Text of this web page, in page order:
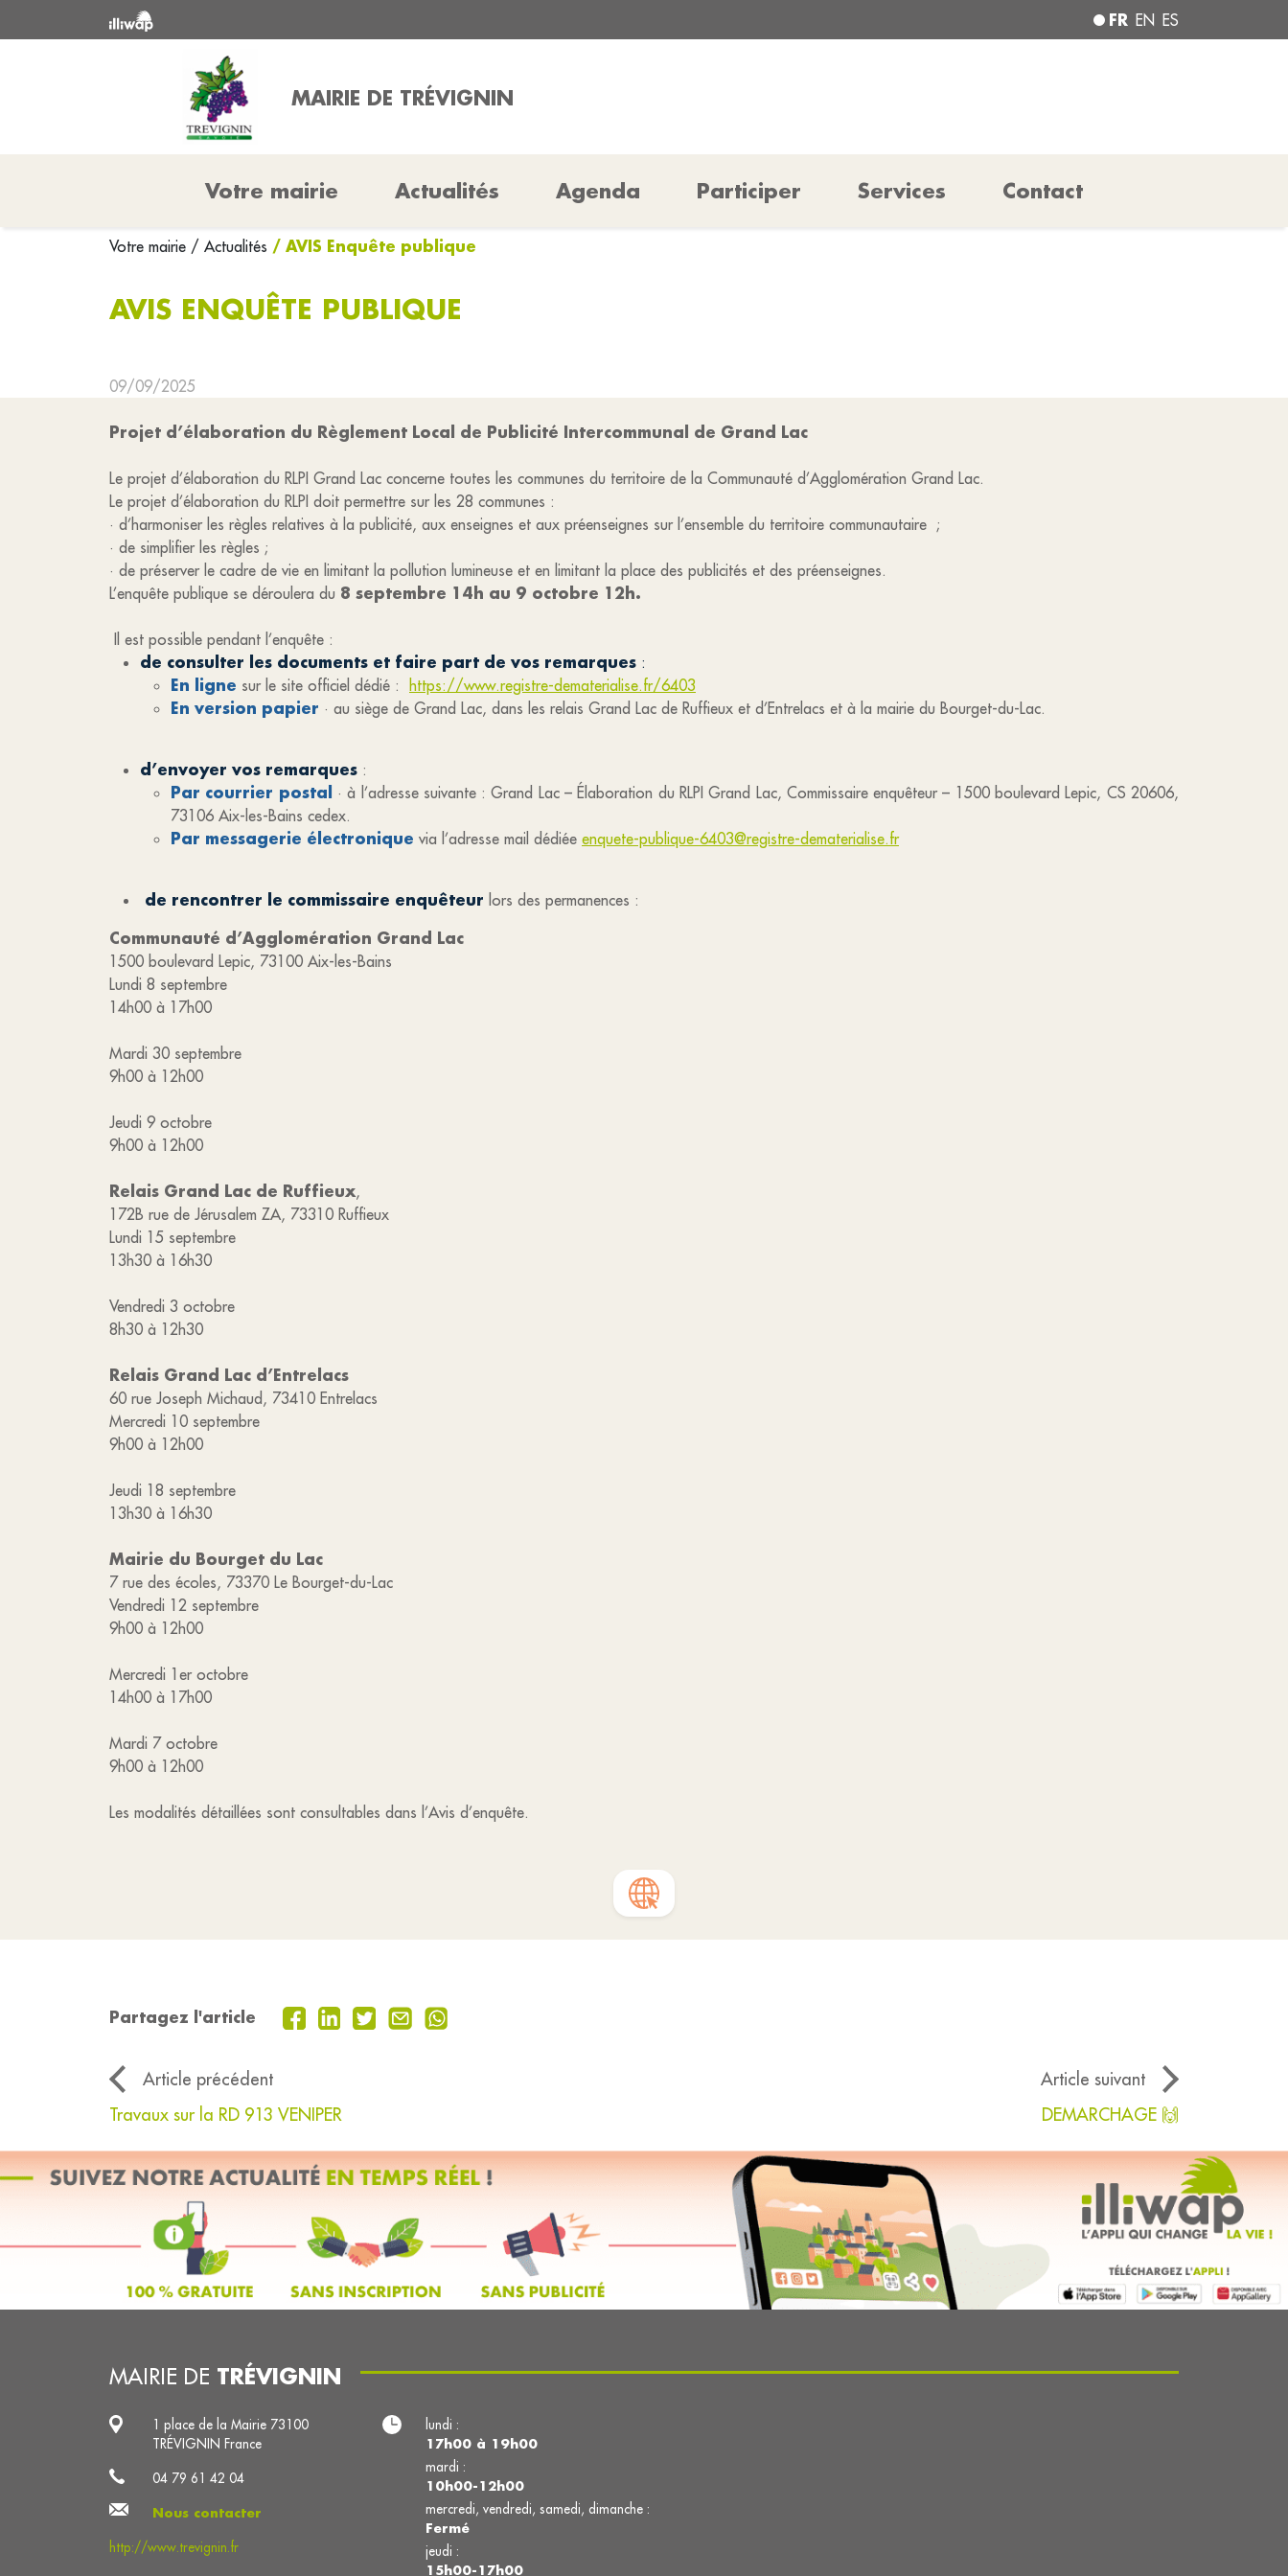
FR EN ES
MAIRIE DE TRÉVIGNIN
Votre mairie Actualités Agenda Participer Services Contact
Votre mairie / Actualités / AVIS Enquête publique
AVIS ENQUÊTE PUBLIQUE
09/09/2025
Projet d’élaboration du Règlement Local de Publicité Intercommunal de Grand Lac
Le projet d’élaboration du RLPI Grand Lac concerne toutes les communes du territoire de la Communauté d’Agglomération Grand Lac.
Le projet d’élaboration du RLPI doit permettre sur les 28 communes :
· d’harmoniser les règles relatives à la publicité, aux enseignes et aux préenseignes sur l’ensemble du territoire communautaire ;
· de simplifier les règles ;
· de préserver le cadre de vie en limitant la pollution lumineuse et en limitant la place des publicités et des préenseignes.
L’enquête publique se déroulera du 8 septembre 14h au 9 octobre 12h.
Il est possible pendant l’enquête :
de consulter les documents et faire part de vos remarques :
En ligne sur le site officiel dédié : https://www.registre-dematerialise.fr/6403
En version papier · au siège de Grand Lac, dans les relais Grand Lac de Ruffieux et d’Entrelacs et à la mairie du Bourget-du-Lac.
d’envoyer vos remarques :
Par courrier postal · à l’adresse suivante : Grand Lac – Élaboration du RLPI Grand Lac, Commissaire enquêteur – 1500 boulevard Lepic, CS 20606,
73106 Aix-les-Bains cedex.
Par messagerie électronique via l’adresse mail dédiée enquete-publique-6403@registre-dematerialise.fr
de rencontrer le commissaire enquêteur lors des permanences :
Communauté d’Agglomération Grand Lac
1500 boulevard Lepic, 73100 Aix-les-Bains
Lundi 8 septembre
14h00 à 17h00
Mardi 30 septembre
9h00 à 12h00
Jeudi 9 octobre
9h00 à 12h00
Relais Grand Lac de Ruffieux,
172B rue de Jérusalem ZA, 73310 Ruffieux
Lundi 15 septembre
13h30 à 16h30
Vendredi 3 octobre
8h30 à 12h30
Relais Grand Lac d’Entrelacs
60 rue Joseph Michaud, 73410 Entrelacs
Mercredi 10 septembre
9h00 à 12h00
Jeudi 18 septembre
13h30 à 16h30
Mairie du Bourget du Lac
7 rue des écoles, 73370 Le Bourget-du-Lac
Vendredi 12 septembre
9h00 à 12h00
Mercredi 1er octobre
14h00 à 17h00
Mardi 7 octobre
9h00 à 12h00
Les modalités détaillées sont consultables dans l’Avis d’enquête.
Partagez l'article
Article précédent
Article suivant
Travaux sur la RD 913 VENIPER
DEMARCHAGE 🙌
MAIRIE DE TRÉVIGNIN
1 place de la Mairie 73100
TRÉVIGNIN France
04 79 61 42 04
Nous contacter
http://www.trevignin.fr
lundi :
17h00 à 19h00
mardi :
10h00-12h00
mercredi, vendredi, samedi, dimanche :
Fermé
jeudi :
15h00-17h00